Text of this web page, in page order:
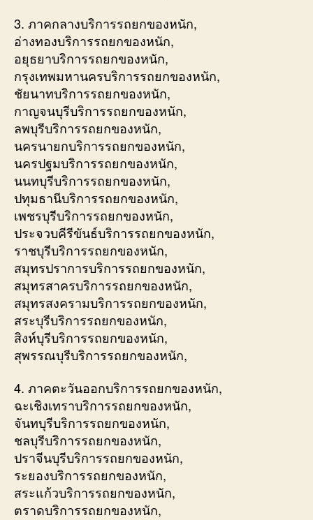
3. ภาคกลางบริการรถยกของหนัก,
อ่างทองบริการรถยกของหนัก,
อยุธยาบริการรถยกของหนัก,
กรุงเทพมหานครบริการรถยกของหนัก,
ชัยนาทบริการรถยกของหนัก,
กาญจนบุรีบริการรถยกของหนัก,
ลพบุรีบริการรถยกของหนัก,
นครนายกบริการรถยกของหนัก,
นครปฐมบริการรถยกของหนัก,
นนทบุรีบริการรถยกของหนัก,
ปทุมธานีบริการรถยกของหนัก,
เพชรบุรีบริการรถยกของหนัก,
ประจวบคีรีขันธ์บริการรถยกของหนัก,
ราชบุรีบริการรถยกของหนัก,
สมุทรปราการบริการรถยกของหนัก,
สมุทรสาครบริการรถยกของหนัก,
สมุทรสงครามบริการรถยกของหนัก,
สระบุรีบริการรถยกของหนัก,
สิงห์บุรีบริการรถยกของหนัก,
สุพรรณบุรีบริการรถยกของหนัก,
4. ภาคตะวันออกบริการรถยกของหนัก,
ฉะเชิงเทราบริการรถยกของหนัก,
จันทบุรีบริการรถยกของหนัก,
ชลบุรีบริการรถยกของหนัก,
ปราจีนบุรีบริการรถยกของหนัก,
ระยองบริการรถยกของหนัก,
สระแก้วบริการรถยกของหนัก,
ตราดบริการรถยกของหนัก,